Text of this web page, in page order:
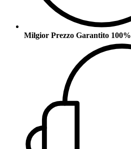
Milgior Prezzo Garantito 100%